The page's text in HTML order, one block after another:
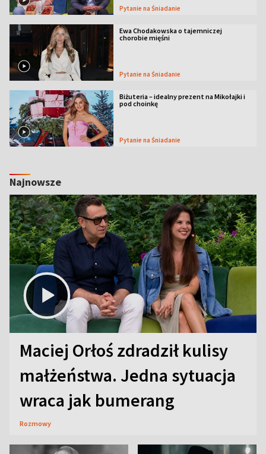
Pytanie na Śniadanie
Ewa Chodakowska o tajemniczej
chorobie mięśni
Pytanie na Śniadanie
Biżuteria – idealny prezent na Mikołajki i
pod choinkę
Pytanie na Śniadanie
Najnowsze
Maciej Orłoś zdradził kulisy
małżeństwa. Jedna sytuacja
wraca jak bumerang
Rozmowy